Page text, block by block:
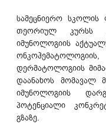
სამეცნიერო სკოლის
თეორიულ კურსს
იმუნოლოგიის
დერმატოლოგიის
დაანახოს მომავალ
იმუნოლოგიის
პოტენციალი
გზაზე.